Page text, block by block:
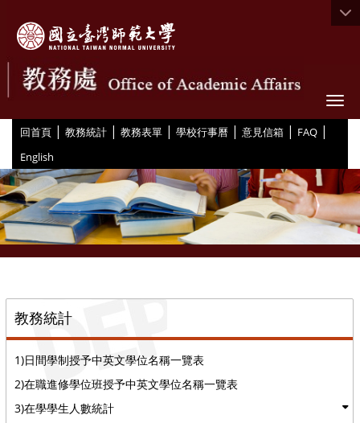
回首頁 | 教務統計 | 教務表單 | 學校行事曆 | 意見信箱 | FAQ |
English
教務統計
1)日間學制授予中英文學位名稱一覽表
2)在職進修學位班授予中英文學位名稱一覽表
3)在學學生人數統計